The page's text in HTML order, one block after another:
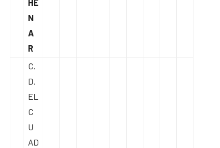
HE
N
A
R
C.
D.
EL
C
U
AD